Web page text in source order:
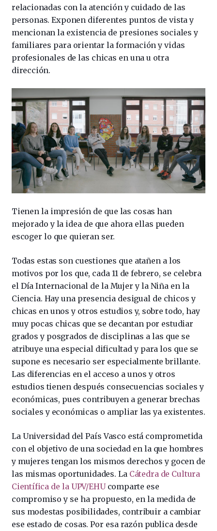
relacionadas con la atención y cuidado de las
personas. Exponen diferentes puntos de vista y
mencionan la existencia de presiones sociales y
familiares para orientar la formación y vidas
profesionales de las chicas en una u otra
dirección.
Tienen la impresión de que las cosas han
mejorado y la idea de que ahora ellas pueden
escoger lo que quieran ser.
Todas estas son cuestiones que atañen a los
motivos por los que, cada 11 de febrero, se celebra
el Día Internacional de la Mujer y la Niña en la
Ciencia. Hay una presencia desigual de chicos y
chicas en unos y otros estudios y, sobre todo, hay
muy pocas chicas que se decantan por estudiar
grados y posgrados de disciplinas a las que se
atribuye una especial dificultad y para los que se
supone es necesario ser especialmente brillante.
Las diferencias en el acceso a unos y otros
estudios tienen después consecuencias sociales y
económicas, pues contribuyen a generar brechas
sociales y económicas o ampliar las ya existentes.
La Universidad del País Vasco está comprometida
con el objetivo de una sociedad en la que hombres
y mujeres tengan los mismos derechos y gocen de
las mismas oportunidades. La Cátedra de Cultura
Científica de la UPV/EHUcomparte ese
compromiso y se ha propuesto, en la medida de
sus modestas posibilidades, contribuir a cambiar
ese estado de cosas. Por esa razón publica desde